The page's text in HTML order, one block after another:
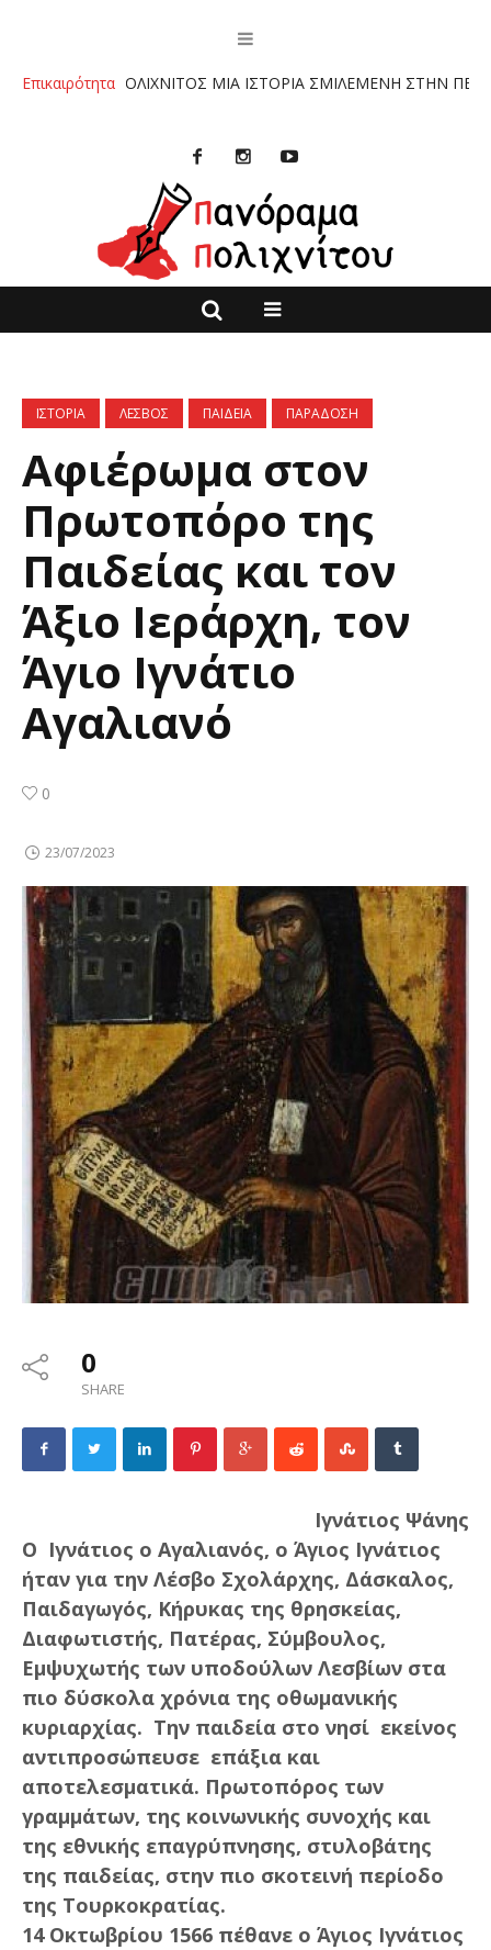
ΕπικαιρότηταΜΙΑ ΙΣΤΟΡΙΑ ΣΜΙΛΕΜΕΝΗ ΣΤΗΝ ΠΕΤΡΑ” ΤΩΝ
ΙΣΤΟΡΙΑ ΛΕΣΒΟΣ ΠΑΙΔΕΙΑ ΠΑΡΑΔΟΣΗ
Αφιέρωμα στον
Πρωτοπόρο της
Παιδείας και τον
Άξιο Ιεράρχη, τον
Άγιο Ιγνάτιο
Αγαλιανό
0
23/07/2023
0
SHARE
Ιγνάτιος Ψάνης
Ο Ιγνάτιος ο Αγαλιανός, ο Άγιος Ιγνάτιος
ήταν για την Λέσβο Σχολάρχης, Δάσκαλος,
Παιδαγωγός, Κήρυκας της θρησκείας,
Διαφωτιστής, Πατέρας, Σύμβουλος,
Εμψυχωτής των υποδούλων Λεσβίων στα
πιο δύσκολα χρόνια της οθωμανικής
κυριαρχίας. Την παιδεία στο νησί εκείνος
αντιπροσώπευσε επάξια και
αποτελεσματικά. Πρωτοπόρος των
γραμμάτων, της κοινωνικής συνοχής και
της εθνικής επαγρύπνησης, στυλοβάτης
της παιδείας, στην πιο σκοτεινή περίοδο
της Τουρκοκρατίας.
14 Οκτωβρίου 1566 πέθανε ο Άγιος Ιγνάτιος